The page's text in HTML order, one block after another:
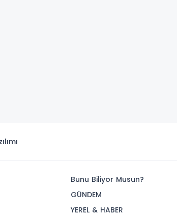
Bunu Biliyor Musun?
GÜNDEM
YEREL & HABER